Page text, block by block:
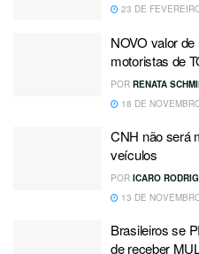
23 DE
NOVO valor
motoristas de
POR RENATA
18 DE
CNH não será
veículos
POR ICARO
13 DE
Brasileiros se
de receber